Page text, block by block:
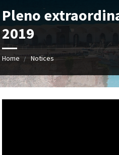
Pleno
2019
Home Notices